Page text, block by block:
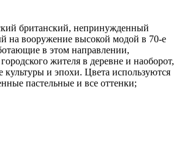
британский, непринужденный
на вооружение высокой модой в 70-е
в этом направлении,
жителя в деревне и наоборот,
культуры и эпохи. Цвета используются
пастельные и все оттенки;